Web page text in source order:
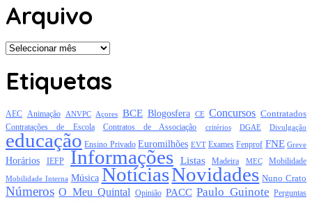
Arquivo
Arquivo
Etiquetas
AEC Animação ANVPC Açores BCE Blogosfera CE Concursos Contratados
Contratações de Escola Contratos de Associação critérios DGAE Divulgação
educação Ensino Privado Euromilhões EVT Exames Fenprof FNE Greve
Horários IEFP Informações Listas Madeira MEC Mobilidade
Mobilidade Interna Música NotíciasNovidades Nuno Crato
Números O Meu Quintal Opinião PACC Paulo Guinote Perguntas